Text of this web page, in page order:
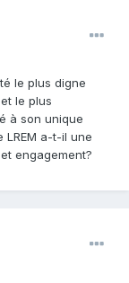
le plus digne
le plus
à son unique
a-t-il une
engagement?